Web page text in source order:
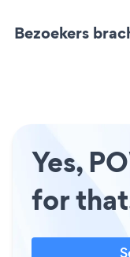
Bezoekers
Yes,
for